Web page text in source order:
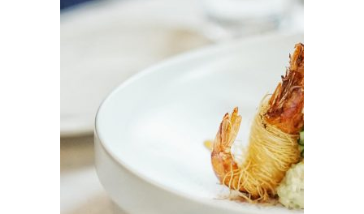
AÑADIR AL CARRITO